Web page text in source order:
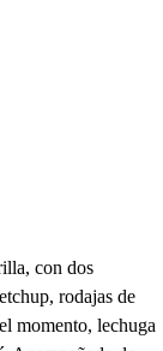
con dos
rodajas de
momento, lechuga